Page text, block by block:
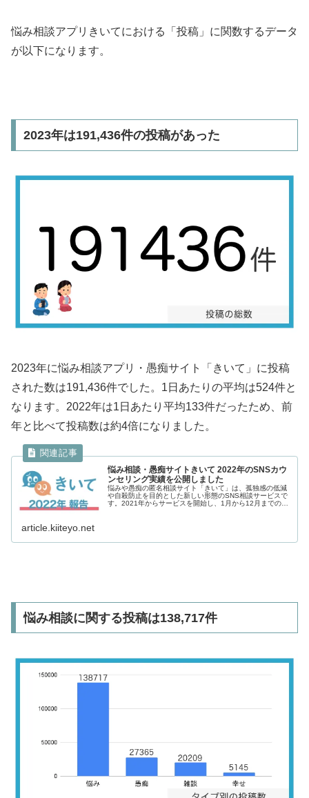
悩み相談アプリきいてにおける「投稿」に関数するデータ
が以下になります。
2023年は191,436件の投稿があった
2023年に悩み相談アプリ・愚痴サイト「きいて」に投稿
された数は191,436件でした。1日あたりの平均は524件と
なります。2022年は1日あたり平均133件だったため、前
年と比べて投稿数は約4倍になりました。
悩み相談・愚痴サイトきいて 2022年のSNSカウ
ンセリング実績を公開しました
悩みや愚痴の匿名相談サイト「きいて」は、孤独感の低減
や自殺防止を目的とした新しい形態のSNS相談サービスで
す。2021年からサービスを開始し、1月から12月までの1
article.kiiteyo.net
悩み相談に関する投稿は138,717件